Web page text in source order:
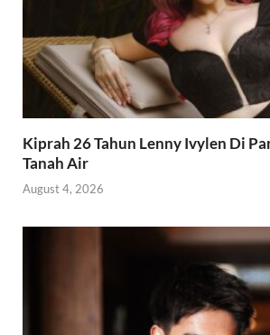
Kiprah 26 Tahun Lenny Ivylen Di
Tanah Air
August 4, 2026